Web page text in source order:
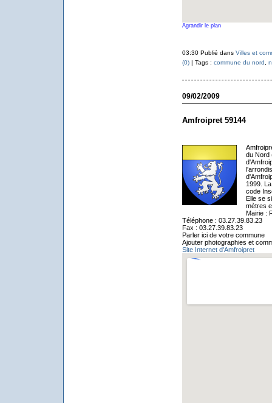
Agrandir le plan
03:30 Publié dans Villes et
(0)| Tags : commune du nord
09/02/2009
Amfroipret 59144
du Nord
1999.
code
Elle se
mètres
Mairie :
Téléphone : 03.27.39.83.23
Fax : 03.27.39.83.23
Parler ici de votre commune
Ajouter photographies et
Site Internet d'Amfroipret